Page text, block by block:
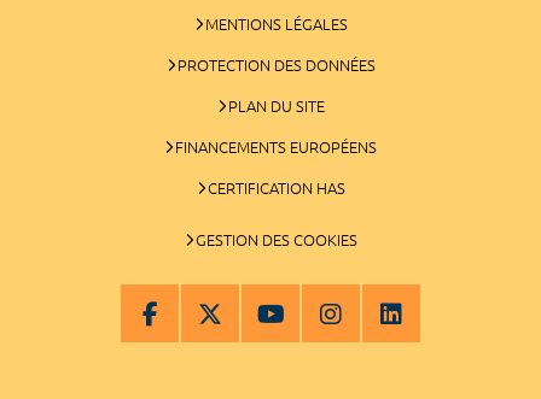
MENTIONS LÉGALES
PROTECTION DES DONNÉES
PLAN DU SITE
FINANCEMENTS EUROPÉENS
CERTIFICATION HAS
GESTION DES COOKIES